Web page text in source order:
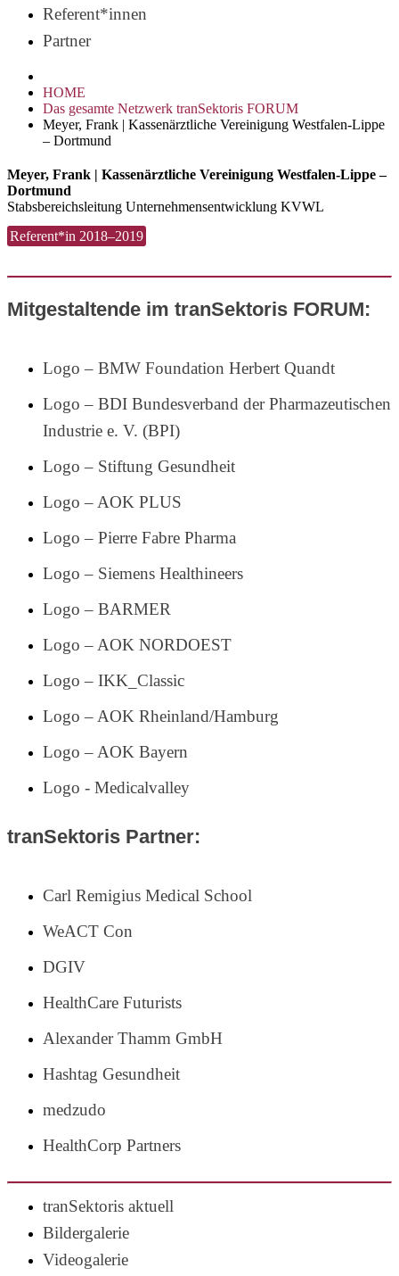
Referent*innen
Partner
HOME
Das gesamte Netzwerk tranSektoris FORUM
Meyer, Frank | Kassenärztliche Vereinigung Westfalen-Lippe
– Dortmund
Meyer, Frank | Kassenärztliche Vereinigung Westfalen-Lippe –
Dortmund
Stabsbereichsleitung Unternehmensentwicklung KVWL
Referent*in 2018–2019
Mitgestaltende im tranSektoris FORUM:
Logo – BMW Foundation Herbert Quandt
Logo – BDI Bundesverband der Pharmazeutischen
Industrie e. V. (BPI)
Logo – Stiftung Gesundheit
Logo – AOK PLUS
Logo – Pierre Fabre Pharma
Logo – Siemens Healthineers
Logo – BARMER
Logo – AOK NORDOEST
Logo – IKK_Classic
Logo – AOK Rheinland/Hamburg
Logo – AOK Bayern
Logo - Medicalvalley
tranSektoris Partner:
Carl Remigius Medical School
WeACT Con
DGIV
HealthCare Futurists
Alexander Thamm GmbH
Hashtag Gesundheit
medzudo
HealthCorp Partners
tranSektoris aktuell
Bildergalerie
Videogalerie